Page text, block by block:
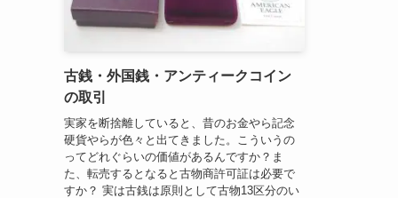
古銭・外国銭・アンティークコイン
の取引
実家を断捨離していると、昔のお金やら記念
硬貨やらが色々と出てきました。こういうの
ってどれぐらいの価値があるんですか？ま
た、転売するとなると古物商許可証は必要で
すか？ 実は古銭は原則として古物13区分のい